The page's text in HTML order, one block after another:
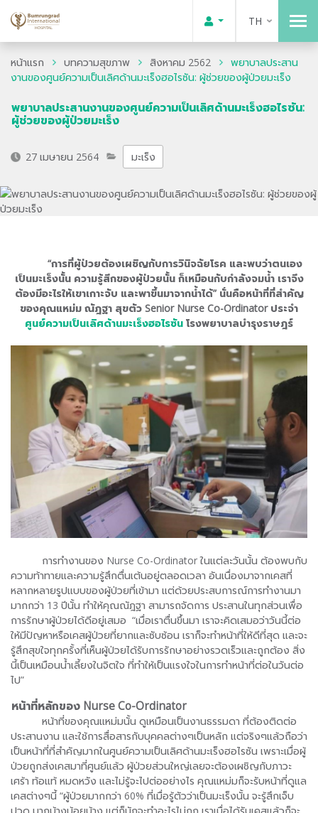
TH
หน้าแรก บทความสุขภาพ สิงหาคม 2562
พยาบาลประสาน
งานของศูนย์ความเป็นเลิศด้านมะเร็งฮอไรซัน: ผู้ช่วยของผู้ป่วยมะเร็ง
พยาบาลประสานงานของศูนย์ความเป็นเลิศด้านมะเร็งฮอไรซัน:
ผู้ช่วยของผู้ป่วยมะเร็ง
27 เมษายน 2564 มะเร็ง
“การที่ผู้ป่วยต้องเผชิญกับการวินิจฉัยโรค และพบว่าตนเอง
เป็นมะเร็งนั้น ความรู้สึกของผู้ป่วยนั้น ก็เหมือนกับกำลังจมน้ำ เราจึง
ต้องมีอะไรให้เขาเกาะจับ และพาขึ้นมาจากน้ำได้” นั่นคือหน้าที่ที่สำคัญ
ของคุณแหม่ม ณัฎฐา สุขตัว Senior Nurse Co-Ordinator ประจำ
ศูนย์ความเป็นเลิศด้านมะเร็งฮอไรซัน โรงพยาบาลบำรุงราษฎร์
การทำงานของ Nurse Co-Ordinator ในแต่ละวันนั้น ต้องพบกับ
ความท้าทายและความรู้สึกตื่นเต้นอยู่ตลอดเวลา อันเนื่องมาจากเคสที่
หลากหลายรูปแบบของผู้ป่วยที่เข้ามา แต่ด้วยประสบการณ์การทำงานมา
มากกว่า 13 ปีนั้น ทำให้คุณณัฎฐา สามารถจัดการ ประสานในทุกส่วนเพื่อ
การรักษาผู้ป่วยได้ดีอยู่เสมอ “เมื่อเราตื่นขึ้นมา เราจะคิดเสมอว่าวันนี้ต่อ
ให้มีปัญหาหรือเคสผู้ป่วยที่ยากและซับซ้อน เราก็จะทำหน้าที่ให้ดีที่สุด และจะ
รู้สึกสุขใจทุกครั้งที่เห็นผู้ป่วยได้รับการรักษาอย่างรวดเร็วและถูกต้อง สิ่ง
นี้เป็นเหมือนน้ำเลี้ยงในจิตใจ ที่ทำให้เป็นแรงใจในการทำหน้าที่ต่อในวันต่อ
ไป”
หน้าที่หลักของ Nurse Co-Ordinator
หน้าที่ของคุณแหม่มนั้น ดูเหมือนเป็นงานธรรมดา ที่ต้องติดต่อ
ประสานงาน และใช้การสื่อสารกับบุคคลต่างๆเป็นหลัก แต่จริงๆแล้วถือว่า
เป็นหน้าที่ที่สำคัญมากในศูนย์ความเป็นเลิศด้านมะเร็งฮอไรซัน เพราะเมื่อผู้
ป่วยถูกส่งเคสมาที่ศูนย์แล้ว ผู้ป่วยส่วนใหญ่เลยจะต้องเผชิญกับภาวะ
เศร้า ท้อแท้ หมดหวัง และไม่รู้จะไปต่ออย่างไร คุณแหม่มก็จะรับหน้าที่ดูแล
เคสต่างๆนี้ “ผู้ป่วยมากกว่า 60% ที่เมื่อรู้ตัวว่าเป็นมะเร็งนั้น จะรู้สึกเจ็บ